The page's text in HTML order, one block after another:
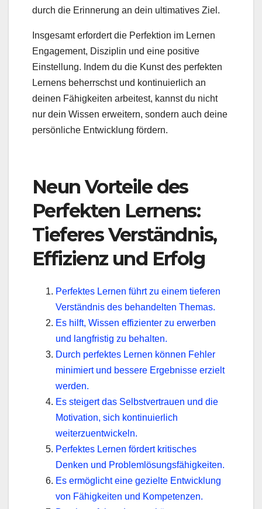
durch die Erinnerung an dein ultimatives Ziel.
Insgesamt erfordert die Perfektion im Lernen
Engagement, Disziplin und eine positive
Einstellung. Indem du die Kunst des perfekten
Lernens beherrschst und kontinuierlich an
deinen Fähigkeiten arbeitest, kannst du nicht
nur dein Wissen erweitern, sondern auch deine
persönliche Entwicklung fördern.
Neun Vorteile des
Perfekten Lernens:
Tieferes Verständnis,
Effizienz und Erfolg
Perfektes Lernen führt zu einem tieferen
Verständnis des behandelten Themas.
Es hilft, Wissen effizienter zu erwerben
und langfristig zu behalten.
Durch perfektes Lernen können Fehler
minimiert und bessere Ergebnisse erzielt
werden.
Es steigert das Selbstvertrauen und die
Motivation, sich kontinuierlich
weiterzuentwickeln.
Perfektes Lernen fördert kritisches
Denken und Problemlösungsfähigkeiten.
Es ermöglicht eine gezielte Entwicklung
von Fähigkeiten und Kompetenzen.